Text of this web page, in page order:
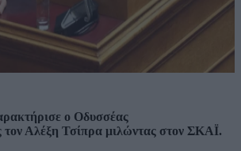
ο Οδυσσέας
τον Αλέξη Τσίπρα μιλώντας στον ΣΚΑΪ.